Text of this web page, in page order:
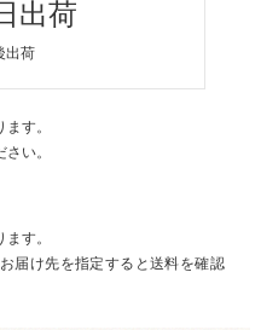
出荷
出荷
す。
い。
す。
届け先を指定すると送料を確認